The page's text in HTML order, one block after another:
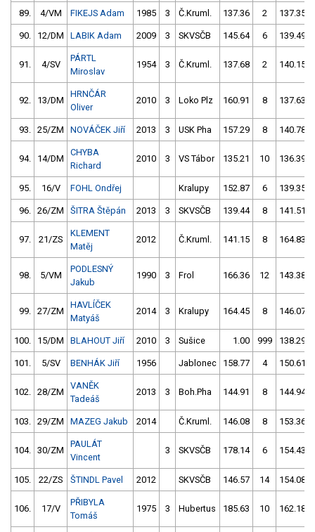
89. 4/VM FIKEJS Adam 1985 3 Č.Kruml. 137.36 2 137.35
90. 12/DM LABIK Adam 2009 3 SKVSČB 145.64 6 139.49
91. 4/SV
PÁRTL
Miroslav
1954 3 Č.Kruml. 137.68 2 140.15
92. 13/DM
HRNČÁR
Oliver
2010 3 Loko Plz 160.91 8 137.63
93. 25/ZM NOVÁČEK Jiří 2013 3 USK Pha 157.29 8 140.78
94. 14/DM
CHYBA
Richard
2010 3 VS Tábor 135.21 10 136.39
95. 16/V FOHL Ondřej Kralupy 152.87 6 139.35
96. 26/ZM ŠITRA Štěpán 2013 3 SKVSČB 139.44 8 141.51
97. 21/ZS
KLEMENT
Matěj
2012 Č.Kruml. 141.15 8 164.83
98. 5/VM
PODLESNÝ
Jakub
1990 3 Frol 166.36 12 143.38
99. 27/ZM
HAVLÍČEK
Matyáš
2014 3 Kralupy 164.45 8 146.07
100. 15/DM BLAHOUT Jiří 2010 3 Sušice 1.00 999 138.29
101. 5/SV BENHÁK Jiří 1956 Jablonec 158.77 4 150.61
102. 28/ZM
VANĚK
Tadeáš
2013 3 Boh.Pha 144.91 8 144.94
103. 29/ZM MAZEG Jakub 2014 Č.Kruml. 146.08 8 153.36
104. 30/ZM
PAULÁT
Vincent
3 SKVSČB 178.14 6 154.43
105. 22/ZS ŠTINDL Pavel 2012 SKVSČB 146.57 14 154.08
106. 17/V
PŘIBYLA
Tomáš
1975 3 Hubertus 185.63 10 162.18